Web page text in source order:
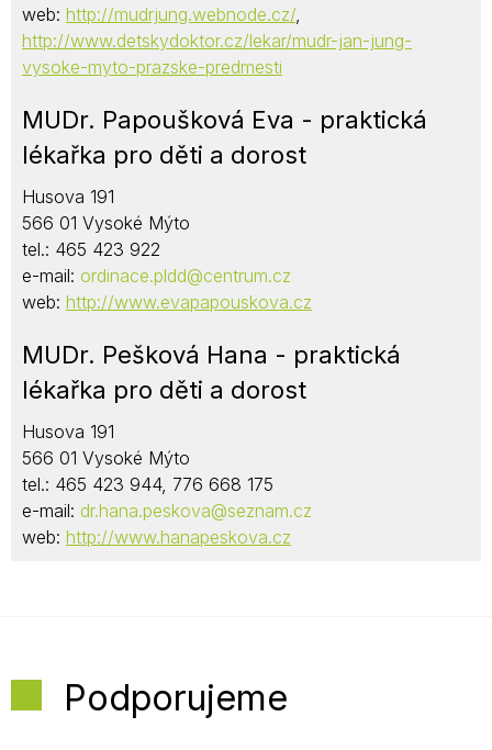
web: http://mudrjung.webnode.cz/,
http://www.detskydoktor.cz/lekar/mudr-jan-jung-
vysoke-myto-prazske-predmesti
MUDr. Papoušková Eva - praktická
lékařka pro děti a dorost
Husova 191
566 01 Vysoké Mýto
tel.: 465 423 922
e-mail: ordinace.pldd@centrum.cz
web: http://www.evapapouskova.cz
MUDr. Pešková Hana - praktická
lékařka pro děti a dorost
Husova 191
566 01 Vysoké Mýto
tel.: 465 423 944, 776 668 175
e-mail: dr.hana.peskova@seznam.cz
web: http://www.hanapeskova.cz
Podporujeme